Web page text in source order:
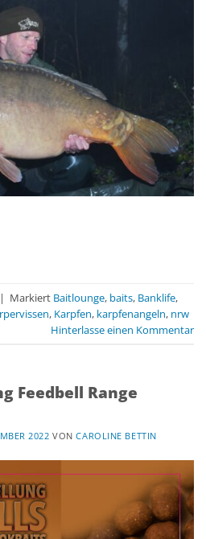
| Markiert Baitlounge, baits, Banklife,
, Karpfen, karpfenangeln, nrw
Hinterlasse einen Kommentar
Feedbell Range
2022 VONCAROLINE BETTIN